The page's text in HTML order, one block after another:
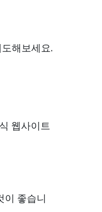
해보세요.
웹사이트
이 좋습니